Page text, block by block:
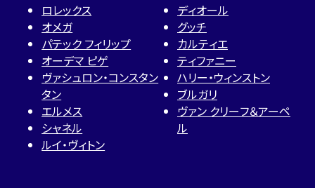
ロレックス
オメガ
パテック フィリップ
オーデマ ピゲ
ヴァシュロン・コンスタン
タン
エルメス
シャネル
ルイ・ヴィトン
ディオール
グッチ
カルティエ
ティファニー
ハリー・ウィンストン
ブルガリ
ヴァン クリーフ＆アーペ
ル